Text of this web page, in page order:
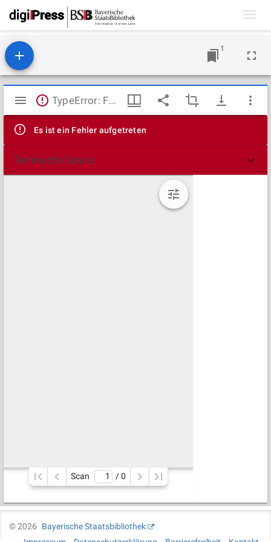
1
Mirador
Viewer
TypeError: Failed to fetch
Es ist ein Fehler aufgetreten
Technische Details
Scan / 0
©2026
Bayerische Staatsbibliothek